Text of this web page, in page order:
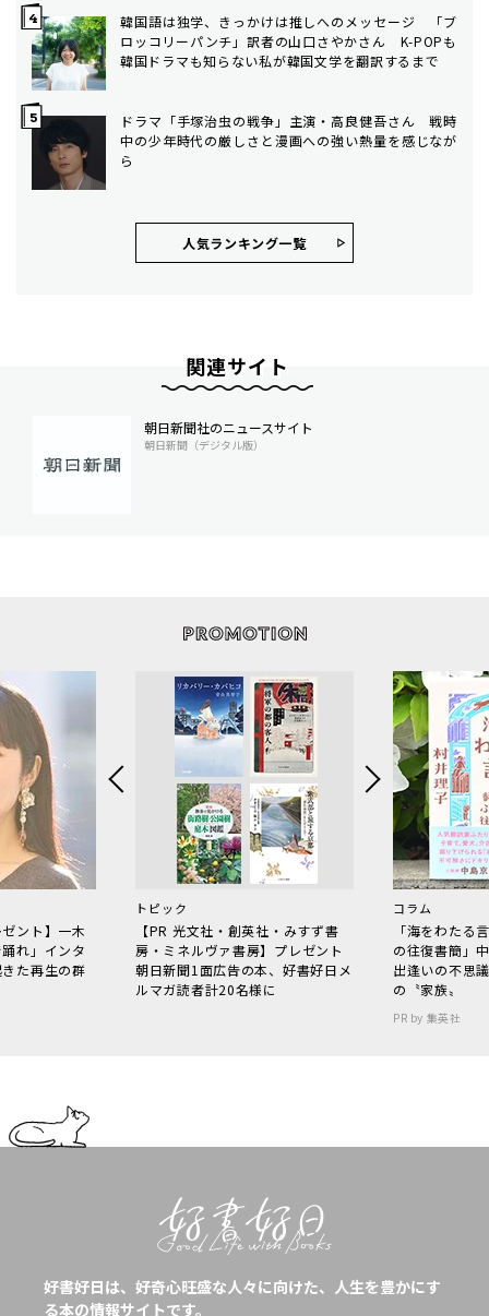
韓国語は独学、きっかけは推しへのメッセージ 「ブ
ロッコリーパンチ」訳者の山口さやかさん K-POPも
韓国ドラマも知らない私が韓国文学を翻訳するまで
ドラマ「手塚治虫の戦争」主演・高良健吾さん 戦時
中の少年時代の厳しさと漫画への強い熱量を感じなが
ら
人気ランキング⼀覧
関連サイト
朝日新聞社のニュースサイト
朝日新聞（デジタル版）
ント】一木
れ」インタ
た再生の群
トピック
【PR 光文社・創英社・みすず書
房・ミネルヴァ書房】プレゼント
朝日新聞1面広告の本、好書好日メ
ルマガ読者計20名様に
コラム
「海をわた
の往復書簡」
出逢いの不思
の〝家族〟
PR by 集英社
好書好日は、好奇心旺盛な人々に向けた、人生を豊かにす
る本の情報サイトです。